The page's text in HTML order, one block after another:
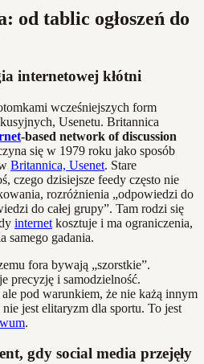
od tablic ogłoszeń do
internetowej kłótni
wcześniejszych form
Usenetu. Britannica
-based network of discussion
się w 1979 roku jako sposób
Britannica, Usenet. Stare
czego dzisiejsze feedy często nie
rozróżnienia „odpowiedzi do
do całej grupy”. Tam rodzi się
internet kosztuje i ma ograniczenia,
samego gadania.
fora bywają „szorstkie”.
precyzję i samodzielność.
pod warunkiem, że nie każą innym
jest elitaryzm dla sportu. To jest
.
gdy social media przejęły